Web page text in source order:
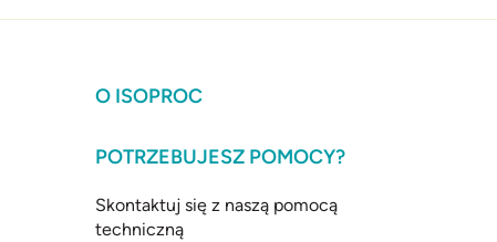
O ISOPROC
POTRZEBUJESZ POMOCY?
Skontaktuj się z naszą pomocą
techniczną